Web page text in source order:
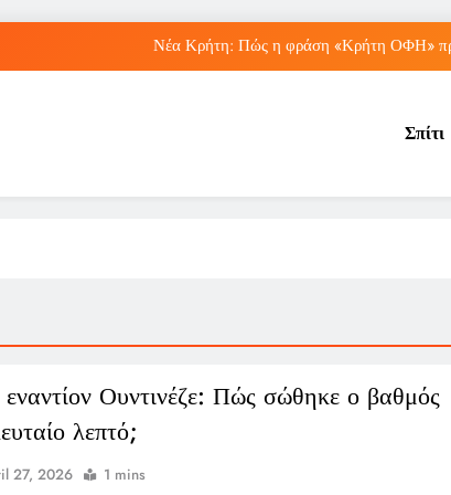
Νέα Κρήτη: Πώς η φράση «Κρήτη ΟΦΗ»
Ιράκ: Ποιες είναι οι
Νέα Κρήτη: Πώς η φράση «Κρήτη ΟΦΗ»
Μπέσσυ Αργυράκη: Ποια είναι η
Σπίτι
Ουντινέζε: Πώς σώθηκε ο βαθμός
λεπτό;
27, 2026 1 mins